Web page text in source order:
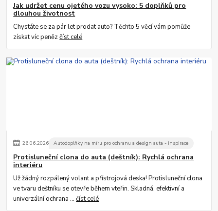
Jak udržet cenu ojetého vozu vysoko: 5 doplňků pro
dlouhou životnost
Chystáte se za pár let prodat auto? Těchto 5 věcí vám pomůže
získat víc penězčíst celé
26.06.2026 Autodoplňky na míru pro ochranu a design auta - inspirace
Protisluneční clona do auta (deštník): Rychlá ochrana
interiéru
Už žádný rozpálený volant a přístrojová deska! Protisluneční clona
ve tvaru deštníku se otevře během vteřin. Skladná, efektivní a
univerzální ochrana ...číst celé